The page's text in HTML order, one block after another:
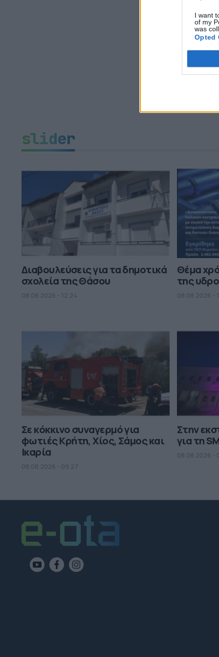
I want
of my
was
Opted
slider
Διαβουλεύσεις για τα δημοτικά
σχολεία της Θάσου
08.08.2026 - 12.24
Θέμα
της
08.08.2026 -
Σε κόκκινο συναγερμό για
φωτιές Κρήτη, Χίος, Σάμος και
Ικαρία
08.08.2026 - 09.27
Στην
για τη
08.08.2026 -